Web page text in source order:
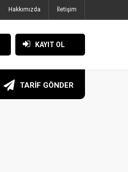
Hakkımızda İletişim
KAYIT OL
TARİF GÖNDER